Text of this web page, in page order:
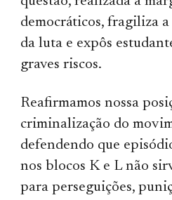
democráticos, fragiliza
da luta e expôs
graves riscos.
Reafirmamos nossa
criminalização do
defendendo que
nos blocos K e L não
para perseguições,